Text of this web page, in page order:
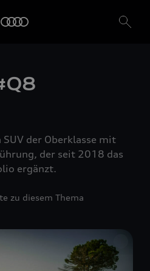
der Oberklasse mit
der seit 2018 das
ergänzt.
zu diesem Thema